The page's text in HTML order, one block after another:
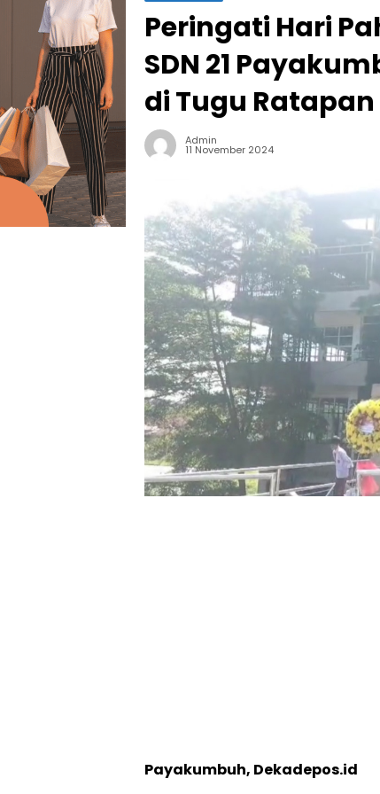
Peringati Hari
SDN 21
di Tugu
Admin
11 November 2024
Payakumbuh, Dekadepos.id